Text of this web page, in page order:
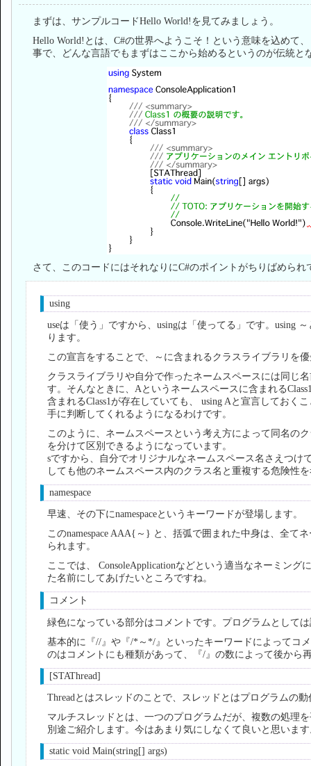
まずは、サンプルコードHello World!を見てみましょう。
Hello World!とは、C#の世界へようこそ！という意味を込めて
事で、どんな言語でもまずはここから始めるというのが伝統と
さて、このコードにはそれなりにC#のポイントがちりばめられ
using
useは「使う」ですから、usingは「使ってる」です。using
ります。
この宣言をすることで、～に含まれるクラスライブラリを
クラスライブラリや自分で作ったネームスペースには同じ
す。そんなときに、Aというネームスペースに含まれる
含まれるClass1が存在していても、 using Aと宣言しておく
手に判断してくれるようになるわけです。
このように、ネームスペースという考え方によって同名の
を分けて区別できるようになっています。
sですから、自分でオリジナルなネームスペース名さえつけ
しても他のネームスペース内のクラス名と重複する危険性
namespace
早速、その下にnamespaceというキーワードが登場します。
このnamespace AAA{～} と、括弧で囲まれた中身は、全て
られます。
ここでは、 ConsoleApplicationなどという適当なネーミン
た名前にしてあげたいところですね。
コメント
緑色になっている部分はコメントです。プログラムとして
基本的に『//』や『/*～*/』といったキーワードによってコ
のはコメントにも種類があって、『/』の数によって後から
[STAThread]
Threadとはスレッドのことで、スレッドとはプログラムの
マルチスレッドとは、一つのプログラムだが、複数の処理
別途ご紹介します。今はあまり気にしなくて良いと思いま
static void Main(string[] args)